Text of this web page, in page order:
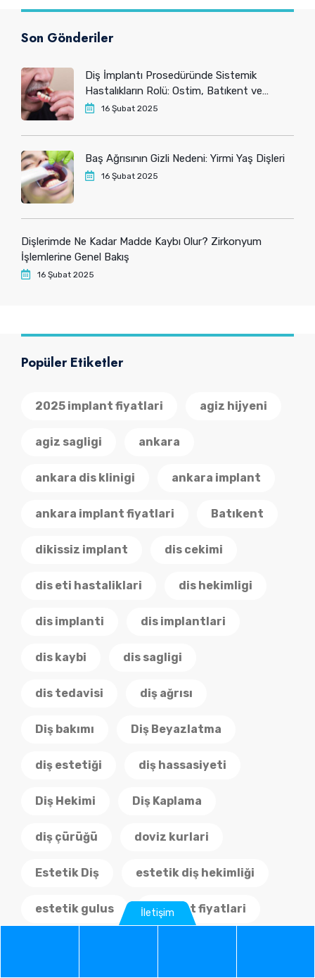
Son Gönderiler
Diş İmplantı Prosedüründe Sistemik
Hastalıkların Rolü: Ostim, Batıkent ve
Yenimahalle’deki Hastaların Bilmesi
16 Şubat 2025
Baş Ağrısının Gizli Nedeni: Yirmi Yaş Dişleri
16 Şubat 2025
Dişlerimde Ne Kadar Madde Kaybı Olur? Zirkonyum
İşlemlerine Genel Bakış
16 Şubat 2025
Popüler Etiketler
2025 implant fiyatlari agiz hijyeni
agiz sagligi ankara
ankara dis klinigi ankara implant
ankara implant fiyatlari Batıkent
dikissiz implant dis cekimi
dis eti hastaliklari dis hekimligi
dis implanti dis implantlari
dis kaybi dis sagligi
dis tedavisi diş ağrısı
Diş bakımı Diş Beyazlatma
diş estetiği diş hassasiyeti
Diş Hekimi Diş Kaplama
diş çürüğü doviz kurlari
Estetik Diş estetik diş hekimliği
estetik gulus implant fiyatlari
İletişim